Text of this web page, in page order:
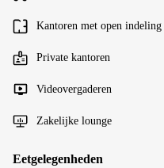
Kantoren met open indeling
Private kantoren
Videovergaderen
Zakelijke lounge
Eetgelegenheden